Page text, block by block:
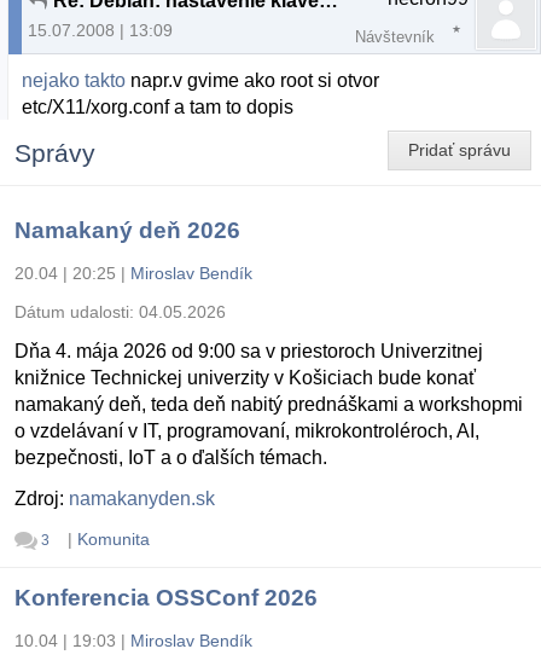
15.07.2008 | 13:09 Návštevník
nejako takto napr.v gvime ako root si otvor
etc/X11/xorg.conf a tam to dopis
Pridať správu
Správy
Namakaný deň 2026
20.04 | 20:25 | Miroslav Bendík
Dátum udalosti: 04.05.2026
Dňa 4. mája 2026 od 9:00 sa v priestoroch Univerzitnej
knižnice Technickej univerzity v Košiciach bude konať
namakaný deň, teda deň nabitý prednáškami a workshopmi
o vzdelávaní v IT, programovaní, mikrokontroléroch, AI,
bezpečnosti, IoT a o ďalších témach.
Zdroj: namakanyden.sk
3 | Komunita
Konferencia OSSConf 2026
10.04 | 19:03 | Miroslav Bendík